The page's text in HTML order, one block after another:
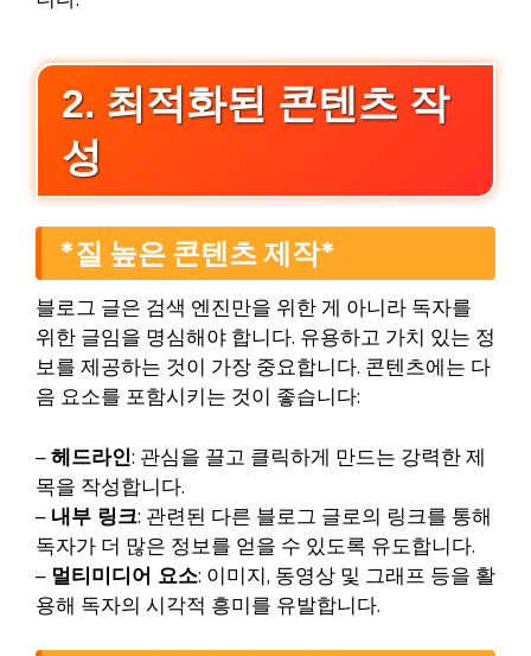
2. 최적화된 콘텐츠 작
성
*질 높은 콘텐츠 제작*
블로그 글은 검색 엔진만을 위한 게 아니라 독자를
위한 글임을 명심해야 합니다. 유용하고 가치 있는 정
보를 제공하는 것이 가장 중요합니다. 콘텐츠에는 다
음 요소를 포함시키는 것이 좋습니다:
–헤드라인: 관심을 끌고 클릭하게 만드는 강력한 제
목을 작성합니다.
– 내부 링크: 관련된 다른 블로그 글로의 링크를 통해
독자가 더 많은 정보를 얻을 수 있도록 유도합니다.
– 멀티미디어 요소: 이미지, 동영상 및 그래프 등을 활
용해 독자의 시각적 흥미를 유발합니다.